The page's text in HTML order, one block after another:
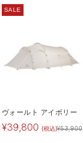
SALE
ヴォールト アイボリー
¥39,800 (税込)¥53,900